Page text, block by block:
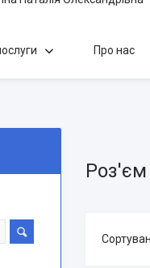
Про нас